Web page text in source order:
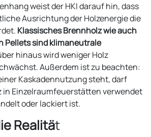
weist der HKI darauf hin, dass
Ausrichtung der Holzenergie die
Klassisches Brennholz wie auch
Pellets sind klimaneutrale
hinaus wird weniger Holz
Außerdem ist zu beachten:
Kaskadennutzung steht, darf
in Einzelraumfeuerstätten verwendet
oder lackiert ist.
Realität